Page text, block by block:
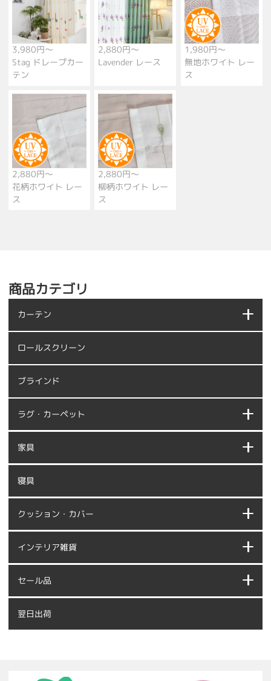
3,980円～
Stag ドレープカー
テン
2,880円～
Lavender レース
1,980円～
無地ホワイト レー
ス
2,880円～
花柄ホワイト レー
ス
2,880円～
柳柄ホワイト レー
ス
商品カテゴリ
カーテン
ロールスクリーン
ブラインド
ラグ・カーペット
家具
寝具
クッション・カバー
インテリア雑貨
セール品
翌日出荷